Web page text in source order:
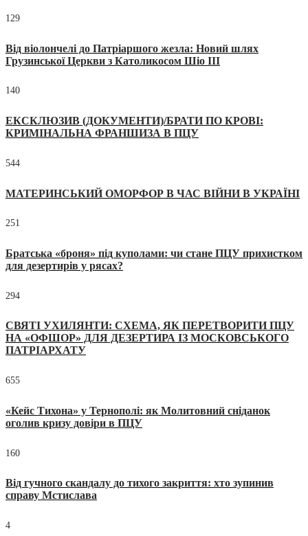
129
Від віолончелі до Патріаршого жезла: Новий шлях
Грузинської Церкви з Католикосом Шіо III
140
ЕКСКЛЮЗИВ (ДОКУМЕНТИ)/БРАТИ ПО КРОВІ:
КРИМІНАЛЬНА ФРАНШИЗА В ПЦУ
544
МАТЕРИНСЬКИЙ ОМОРФОР В ЧАС ВІЙНИ В УКРАЇНІ
251
Братська «броня» під куполами: чи стане ПЦУ прихистком
для дезертирів у рясах?
294
СВЯТІ УХИЛЯНТИ: СХЕМА, ЯК ПЕРЕТВОРИТИ ПЦУ
НА «ОФШОР» ДЛЯ ДЕЗЕРТИРА ІЗ МОСКОВСЬКОГО
ПАТРІАРХАТУ
655
«Кейс Тихона» у Тернополі: як Молитовний сніданок
оголив кризу довіри в ПЦУ
160
Від гучного скандалу до тихого закриття: хто зупинив
справу Мстислава
4